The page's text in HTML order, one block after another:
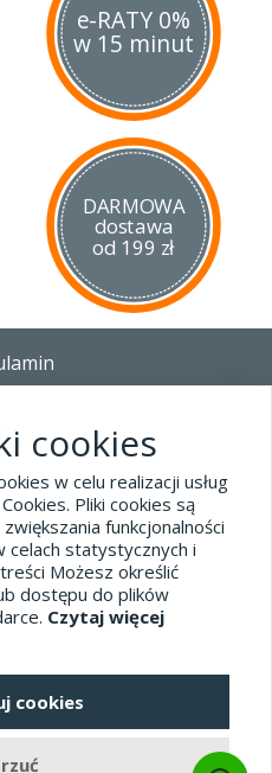
e-RATY 0%
w 15 minut
DARMOWA
dostawa
od 199 zł
i pliki cookies
74-07
skin.pl
sklepu
cookies
w celu realizacji usług
Pliki cookies są
funkcjonalności
statystycznych i
Możesz określić
dostępu do plików
Czytaj więcej
cookies